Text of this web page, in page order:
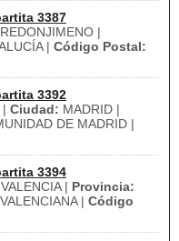
3387
|
| Código Postal:
3392
| Ciudad: MADRID |
DE MADRID |
3394
VALENCIA | Provincia:
| Código